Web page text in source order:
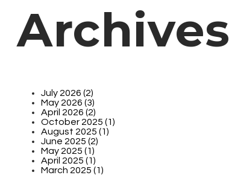
Archives
July 2026 (2)
May 2026 (3)
April 2026 (2)
October 2025 (1)
August 2025 (1)
June 2025 (2)
May 2025 (1)
April 2025 (1)
March 2025 (1)